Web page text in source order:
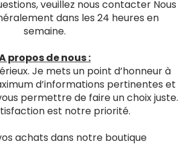
veuillez nous contacter Nous
dans les 24 heures en
semaine.
propos de nous :
Je mets un point d’honneur à
d’informations pertinentes et
permettre de faire un choix juste.
est notre priorité.
achats dans notre boutique